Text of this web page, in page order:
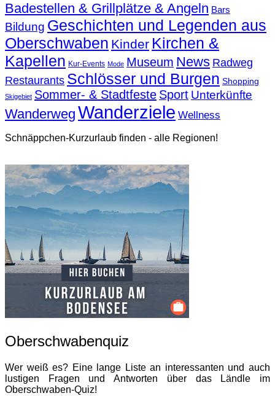
Badestellen & Grillplätze & Angeln Bars
Bildung Geschichten und Legenden aus
Oberschwaben Kinder Kirchen &
Kapellen Kur-Events Mode Museum News Radweg
Restaurants Schlösser und Burgen Shopping
Skigebiet Sommer- & Stadtfeste Sport Unterkünfte
Wanderweg Wanderziele Wellness
Schnäppchen-Kurzurlaub finden - alle Regionen!
Oberschwabenquiz
Wer weiß es? Eine lange Liste an interessanten und auch
lustigen Fragen und Antworten über das Ländle im
Oberschwaben-Quiz!